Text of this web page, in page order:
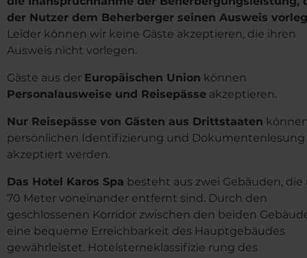
der Nutzer dem Beherberger seinen Ausweis
Leider können wir keine Gäste akzeptieren, die ihren
Ausweis nicht vorlegen.
Gäste aus der Europäischen Union können
Personalausweise und Reisepässe akzeptieren.
Nur Reisepässe von Gästen aus Drittstaaten
persönlichen Identifizierung und Dokumentenlesung
akzeptiert werden.
Das Hotel Karos Spa besteht aus zwei Gebäuden, die
70 Meter voneinander entfernt sind. Durch den
geschlossenen Korridor zwischen den beiden
eine bequeme Erreichbarkeit des Hauptgebäudes
gewährleistet. Hotelsterneklassifizie rung des